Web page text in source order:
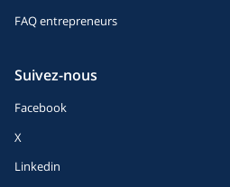
FAQ entrepreneurs
Suivez-nous
Facebook
X
Linkedin